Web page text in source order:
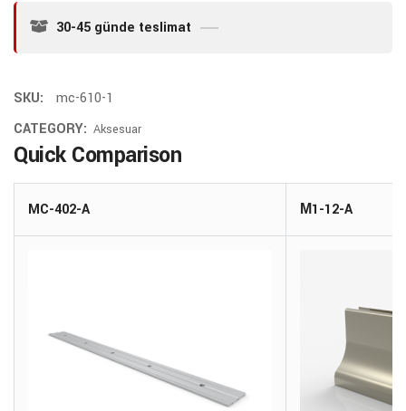
30-45 günde teslimat
SKU:
mc-610-1
CATEGORY: Aksesuar
Quick Comparison
MC-402-A М1-12-A